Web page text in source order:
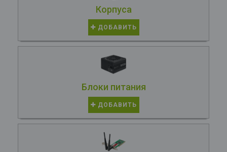
Корпуса
ДОБАВИТЬ
Блоки питания
ДОБАВИТЬ